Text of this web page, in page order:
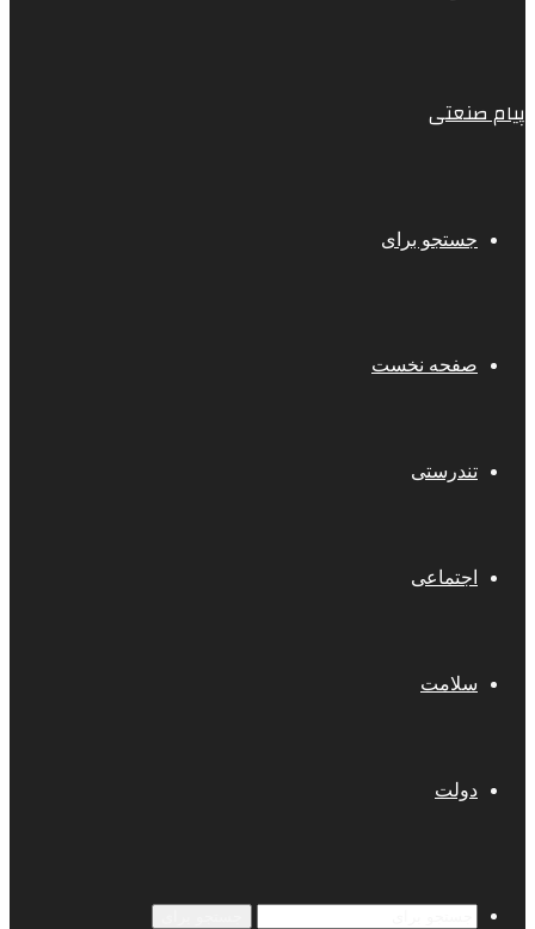
پیام صنعتی
جستجو برای
صفحه نخست
تندرستی
اجتماعی
سلامت
دولت